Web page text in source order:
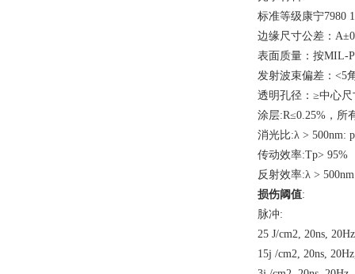
标准等级康宁7980
边缘尺寸公差：
表面质量：按MIL-
发射波束偏差：<5
透明孔径：≥中心
涂层:R≤0.25%，所
消光比:λ > 500nm:
传动效率:Tp> 95%
反射效率:λ >
损伤阈值:
脉冲:
25 J/cm2, 20ns,
15j /cm2, 20ns,